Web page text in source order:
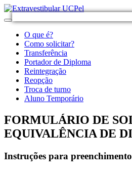
O que é?
Como solicitar?
Transferência
Portador de Diploma
Reintegração
Reopção
Troca de turno
Aluno Temporário
FORMULÁRIO DE
EQUIVALÊNCIA DE
Instruções para preenchimento